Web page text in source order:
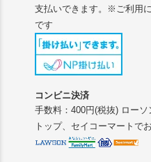
支払いできます。※ご利用
です
コンビニ決済
手数料：400円(税抜) ロー
トップ、セイコーマートで